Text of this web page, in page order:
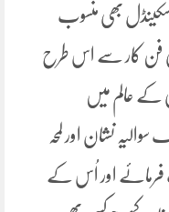
بھی منسوب
فن کار سے اس طرح
کے عالم میں
نشان اور لمحہ
اور اُس کے